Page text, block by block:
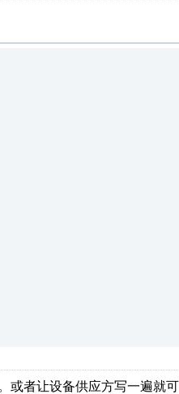
或者让设备供应方写一遍就